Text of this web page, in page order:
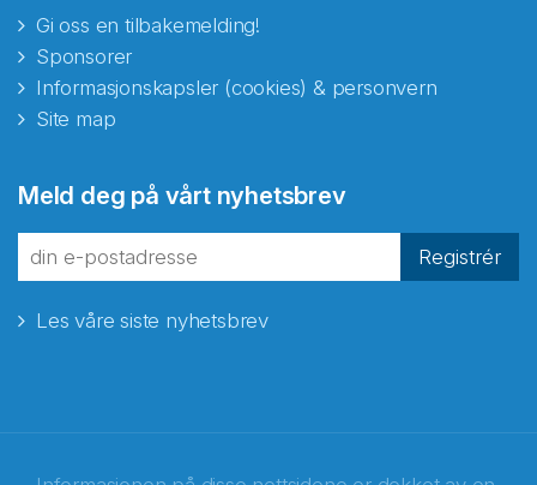
Gi oss en tilbakemelding!
Sponsorer
Informasjonskapsler (cookies) & personvern
Site map
Meld deg på vårt nyhetsbrev
Registrér
Les våre siste nyhetsbrev